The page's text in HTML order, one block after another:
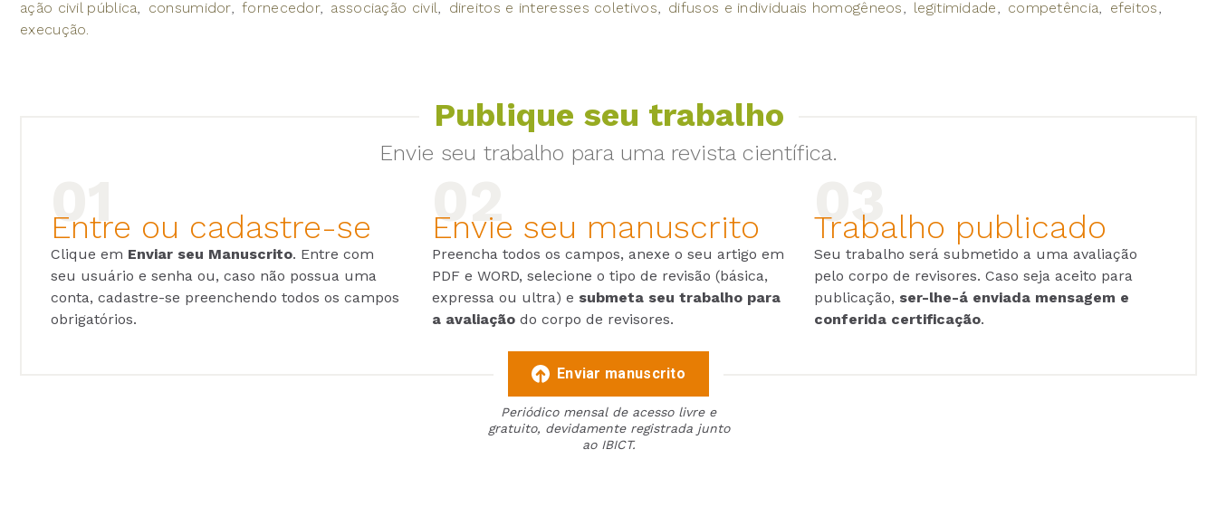
ação civil pública consumidor fornecedor associação civil direitos e interesses coletivos difusos e individuais homogêneos legitimidade competência
efeitos
execução.
Publique seu trabalho
Envie seu trabalho para uma revista científica.
Entre ou cadastre-se
Clique em Enviar seu Manuscrito. Entre com
seu usuário e senha ou, caso não possua uma
conta, cadastre-se preenchendo todos os campos
obrigatórios.
Envie seu manuscrito
Preencha todos os campos, anexe o seu artigo em
PDF e WORD, selecione o tipo de revisão (básica,
expressa ou ultra) e submeta seu trabalho para
a avaliação do corpo de revisores.
Trabalho publicado
Seu trabalho será submetido a uma avaliação
pelo corpo de revisores. Caso seja aceito para
publicação, ser-lhe-á enviada mensagem e
conferida certificação.
Enviar manuscrito
Periódico mensal de acesso livre e
gratuito, devidamente registrada junto
ao IBICT.